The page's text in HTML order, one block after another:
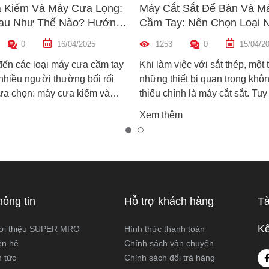
Kiếm Và Máy Cưa Lọng:
Như Thế Nào? Hướng
Máy Phù Hợp
0 16/04/2025
các loại máy cưa cầm tay
người thường bối rối
chọn: máy cưa kiếm và
việc cắt gỗ, sắt, nhựa và
như thế nào? Loại nào sẽ
công việc của bạn hơn?
Máy Cắt Sắt Để Bàn Và
Cầm Tay: Nên Chọn Loại
1253 0 15/04/
Khi làm việc với sắt thép, một
những thiết bị quan trọng
thiếu chính là máy cắt sắt.
biến là máy cắt sắt để bàn và
sắt cầm tay, khiến nhiều
và tư vấn chọn lựa loại máy
nhất với nhu cầu sử dụng
Xem thêm
tin
thiệu SUPER MRO
hệ
tức
Hỗ trợ khách hàng
Hình thức thanh toán
Chính sách vận chuyển
Chỉnh sách đổi trả hàng